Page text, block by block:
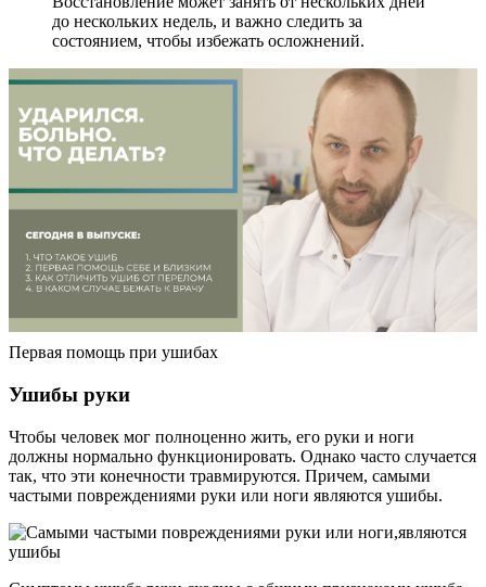
до нескольких недель, и важно следить за
состоянием, чтобы избежать осложнений.
Первая помощь при ушибах
Ушибы руки
Чтобы человек мог полноценно жить, его руки и ноги
должны нормально функционировать. Однако часто случается
так, что эти конечности травмируются. Причем, самыми
частыми повреждениями руки или ноги являются ушибы.